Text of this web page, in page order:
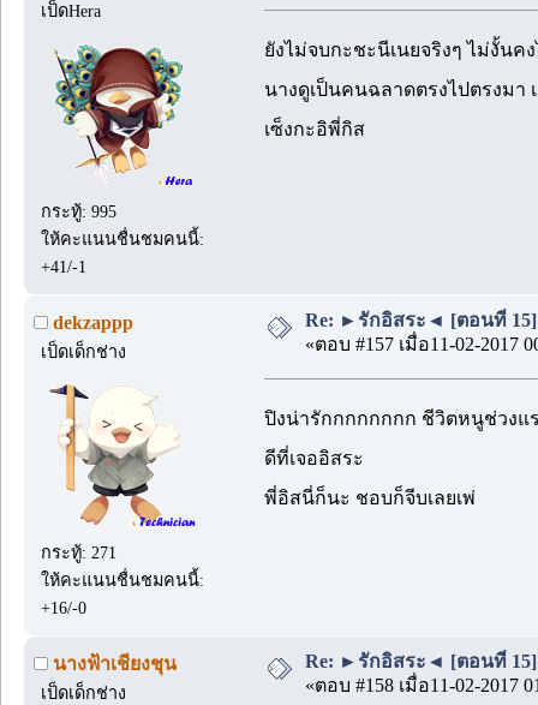
เป็ดHera
กระทู้: 995
ให้คะแนนชื่นชมคนนี้:
+41/-1
ยังไม่จบกะชะนีเนยจริงๆ ไม่งั้นค
นางดูเป็นคนฉลาดตรงไปตรงมา
เซ็งกะอิพี่กิส
dekzappp
เป็ดเด็กช่าง
กระทู้: 271
ให้คะแนนชื่นชมคนนี้:
+16/-0
Re: ►รักอิสระ◄ [ตอนที่ 15]
«ตอบ #157 เมื่อ11-02-2017
ปิงน่ารักกกกกกกก ชีวิตหนูช่วงแ
ดีที่เจออิสระ
พี่อิสนี่ก็นะ ชอบก็จีบเลยเพ่
นางฟ้าเชียงชุน
เป็ดเด็กช่าง
Re: ►รักอิสระ◄ [ตอนที่ 15]
«ตอบ #158 เมื่อ11-02-2017